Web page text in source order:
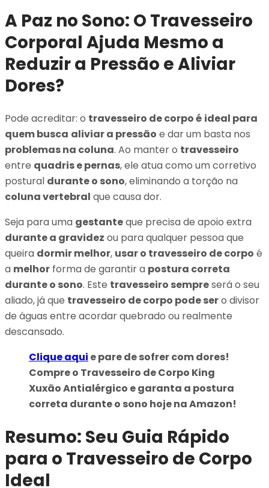
A Paz no Sono: O Travesseiro
Corporal Ajuda Mesmo a
Reduzir a Pressão e Aliviar
Dores?
Pode acreditar: o travesseiro de corpo é ideal para
quem busca aliviar a pressão e dar um basta nos
problemas na coluna. Ao manter o travesseiro
entre quadris e pernas, ele atua como um corretivo
postural durante o sono, eliminando a torção na
coluna vertebral que causa dor.
Seja para uma gestanteque precisa de apoio extra
durante a gravidez ou para qualquer pessoa que
queira dormir melhor, usar o travesseiro de corpo é
a melhor forma de garantir a postura correta
durante o sono. Este travesseiro sempreserá o seu
aliado, já que travesseiro de corpo pode sero divisor
de águas entre acordar quebrado ou realmente
descansado.
Clique aqui e pare de sofrer com dores!
Compre o Travesseiro de Corpo King
Xuxão Antialérgico e garanta a postura
correta durante o sono hoje na Amazon!
Resumo: Seu Guia Rápido
para o Travesseiro de Corpo
Ideal